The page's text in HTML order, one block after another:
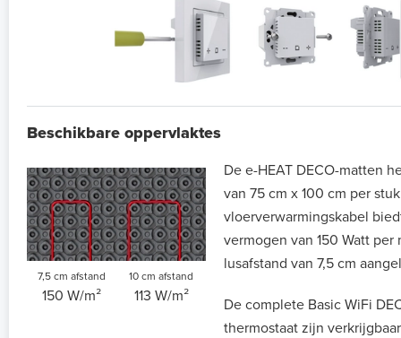
Beschikbare oppervlaktes
7,5 cm afstand
150 W/m²
10 cm afstand
113 W/m²
De e-HEAT DECO-matten
van 75 cm x 100 cm per
vloerverwarmingskabel
vermogen van 150 Watt per
lusafstand van 7,5 cm
De complete Basic WiFi
thermostaat zijn